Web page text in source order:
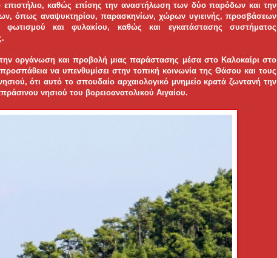
επιστήλιο, καθώς επίσης την αναστήλωση των δύο παρόδων και την
όπως αναψυκτηρίου, παρασκηνίων, χώρων υγιεινής, προσβάσεων
και φυλακίου, καθώς και εγκατάστασης συστήματος
οργάνωση και προβολή μιας παράστασης μέσα στο Καλοκαίρι στο
να υπενθυμίσει στην τοπική κοινωνία της Θάσου και τους
ότι αυτό το σπουδαίο αρχαιολογικό μνημείο κρατά ζωντανή την
νησιού του βορειοανατολικού Αιγαίου.